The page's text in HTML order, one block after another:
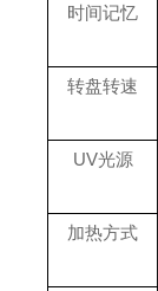
时间记忆
转盘转速
UV光源
加热方式